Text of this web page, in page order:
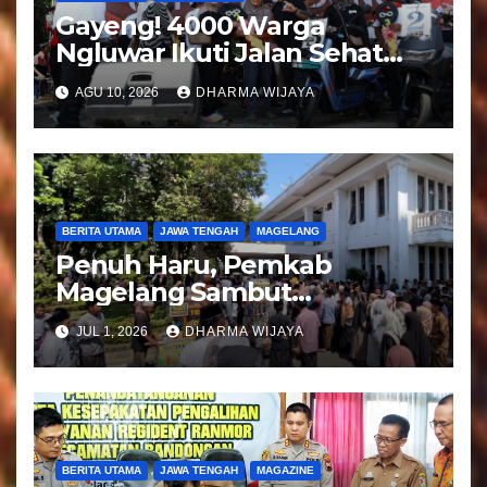
Gayeng! 4000 Warga
Ngluwar Ikuti Jalan Sehat
Guyub Rukun, Catur
Hardono : Angkat Potensi
Desa
AGU 10, 2026 DHARMA WIJAYA
BERITA UTAMA JAWA TENGAH MAGELANG
Penuh Haru, Pemkab
Magelang Sambut
Kepulangan Jemaah Haji
Kloter 81
JUL 1, 2026 DHARMA WIJAYA
BERITA UTAMA JAWA TENGAH MAGAZINE